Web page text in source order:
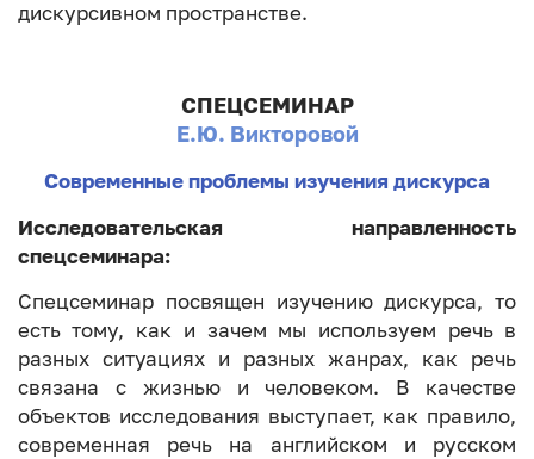
дискурсивном пространстве.
СПЕЦСЕМИНАР
Е.Ю. Викторовой
Современные проблемы изучения дискурса
Исследовательская направленность
спецсеминара:
Спецсеминар посвящен изучению дискурса, то
есть тому, как и зачем мы используем речь в
разных ситуациях и разных жанрах, как речь
связана с жизнью и человеком. В качестве
объектов исследования выступает, как правило,
современная речь на английском и русском